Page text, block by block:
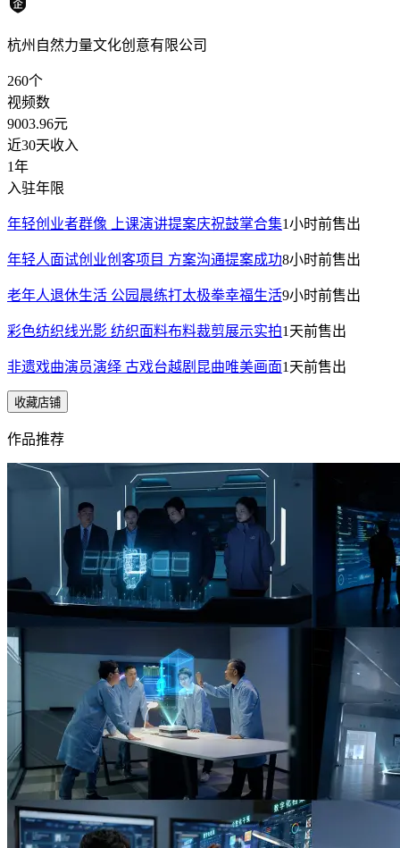
杭州自然力量文化创意有限公司
260个
视频数
9003.96元
近30天收入
1年
入驻年限
年轻创业者群像 上课演讲提案庆祝鼓掌合集1小时前售出
年轻人面试创业创客项目 方案沟通提案成功8小时前售出
老年人退休生活 公园晨练打太极拳幸福生活9小时前售出
彩色纺织线光影 纺织面料布料裁剪展示实拍1天前售出
非遗戏曲演员演绎 古戏台越剧昆曲唯美画面1天前售出
收藏店铺
作品推荐